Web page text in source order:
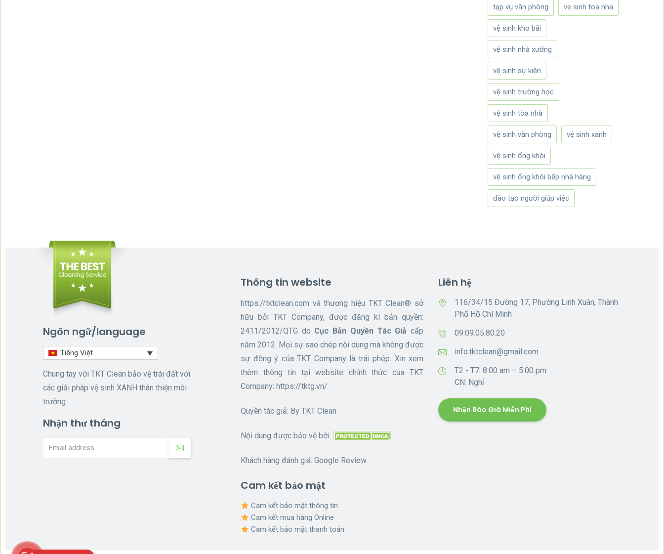
tạp vụ văn phòng ve sinh toa nha
vệ sinh kho bãi
vệ sinh nhà xưởng
vệ sinh sự kiện
vệ sinh trường học
vệ sinh tòa nhà
vệ sinh văn phòng vệ sinh xanh
vệ sinh ống khói
vệ sinh ống khói bếp nhà hàng
đào tạo người giúp việc
Ngôn ngữ/language
Tiếng Việt
Chung tay với TKT Clean bảo vệ trái đất với
các giải pháp vệ sinh XANH thân thiện môi
trường
Nhận thư tháng
Thông tin website
https://tktclean.com và thương hiệu TKT Clean® sở
hữu bởi TKT Company, được đăng kí bản quyền:
2411/2012/QTG do Cục Bản Quyền Tác Giả cấp
năm 2012. Mọi sự sao chép nội dung mà không được
sự đồng ý của TKT Company là trái phép. Xin xem
thêm thông tin tại website chính thức của TKT
Company: https://tktg.vn/
Quyền tác giả: By TKT Clean
Nội dung được bảo vệ bởi:
Khách hàng đánh giá: Google Review
Cam kết bảo mật
Cam kết bảo mật thông tin
Cam kết mua hàng Online
Cam kết bảo mật thanh toán
Liên hệ
116/34/15 Đường 17, Phường Linh Xuân, Thành
Phố Hồ Chí Minh
09.09.05.80.20
info.tktclean@gmail.com
T2 - T7: 8:00 am – 5:00 pm
CN: Nghỉ
Nhận Báo Giá Miễn Phí